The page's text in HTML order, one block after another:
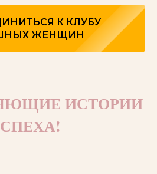
К КЛУБУ
ЖЕНЩИН
ИСТОРИИ